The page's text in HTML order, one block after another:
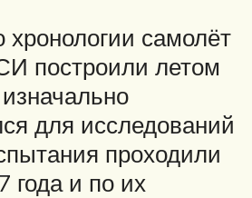
самолёт
построили летом
для исследований
проходили
года и по их